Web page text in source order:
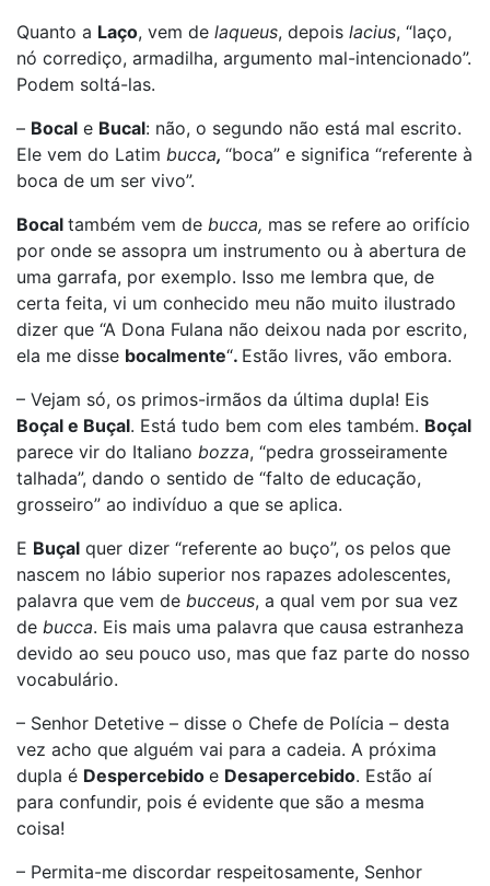
Quanto a Laço, vem de laqueus, depois lacius, “laço,
nó corrediço, armadilha, argumento mal-intencionado”.
Podem soltá-las.
– Bocal e Bucal: não, o segundo não está mal escrito.
Ele vem do Latim bucca, “boca” e significa “referente à
boca de um ser vivo”.
Bocal também vem de bucca, mas se refere ao orifício
por onde se assopra um instrumento ou à abertura de
uma garrafa, por exemplo. Isso me lembra que, de
certa feita, vi um conhecido meu não muito ilustrado
dizer que “A Dona Fulana não deixou nada por escrito,
ela me disse bocalmente“. Estão livres, vão embora.
– Vejam só, os primos-irmãos da última dupla! Eis
Boçal e Buçal. Está tudo bem com eles também. Boçal
parece vir do Italiano bozza, “pedra grosseiramente
talhada”, dando o sentido de “falto de educação,
grosseiro” ao indivíduo a que se aplica.
E Buçal quer dizer “referente ao buço”, os pelos que
nascem no lábio superior nos rapazes adolescentes,
palavra que vem de bucceus, a qual vem por sua vez
de bucca. Eis mais uma palavra que causa estranheza
devido ao seu pouco uso, mas que faz parte do nosso
vocabulário.
– Senhor Detetive – disse o Chefe de Polícia – desta
vez acho que alguém vai para a cadeia. A próxima
dupla é Despercebido e Desapercebido. Estão aí
para confundir, pois é evidente que são a mesma
coisa!
– Permita-me discordar respeitosamente, Senhor